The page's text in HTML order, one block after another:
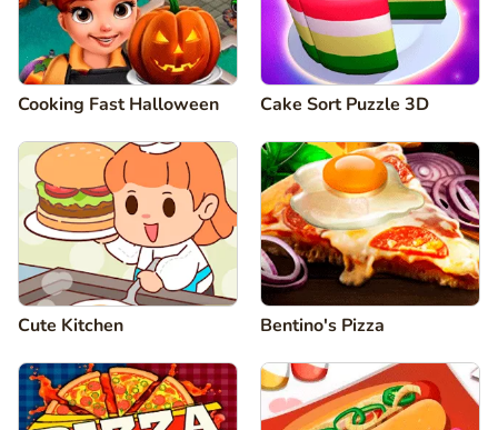
Cooking Fast Halloween Cake Sort Puzzle 3D
Cute Kitchen Bentino's Pizza